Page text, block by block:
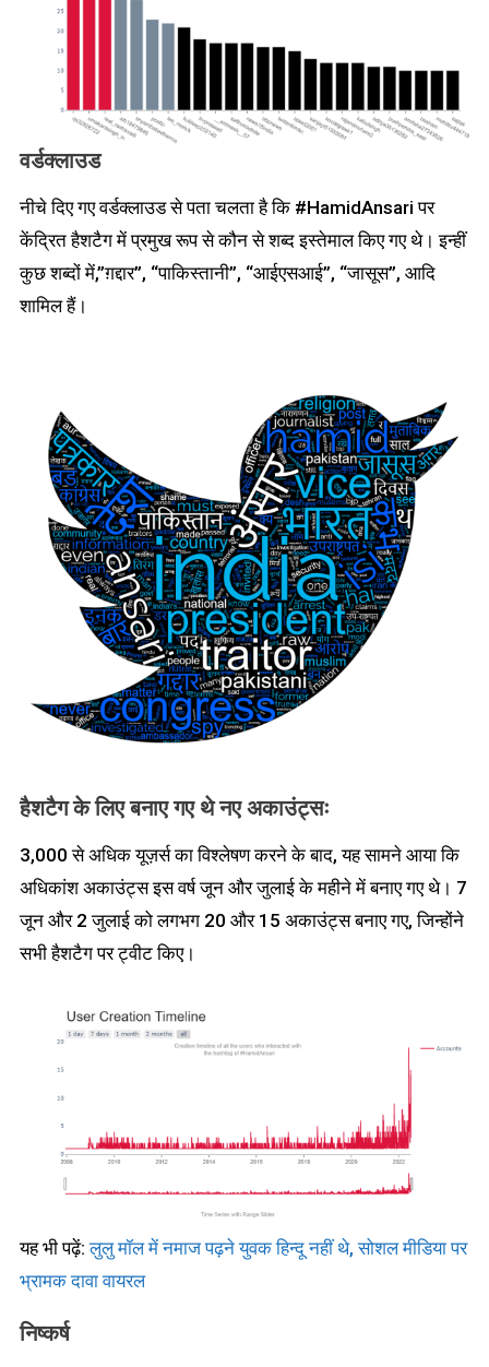
वर्डक्लाउड
नीचे दिए गए वर्डक्लाउड से पता चलता है कि #HamidAnsari पर
केंद्रित हैशटैग में प्रमुख रूप से कौन से शब्द इस्तेमाल किए गए थे। इन्हीं
कुछ शब्दों में,”ग़द्दार”, “पाकिस्तानी”, “आईएसआई”, “जासूस”, आदि
शामिल हैं।
हैशटैग के लिए बनाए गए थे नए अकाउंट्सः
3,000 से अधिक यूज़र्स का विश्लेषण करने के बाद, यह सामने आया कि
अधिकांश अकाउंट्स इस वर्ष जून और जुलाई के महीने में बनाए गए थे। 7
जून और 2 जुलाई को लगभग 20 और 15 अकाउंट्स बनाए गए, जिन्होंने
सभी हैशटैग पर ट्वीट किए।
यह भी पढ़ें:लुलु मॉल में नमाज पढ़ने युवक हिन्दू नहीं थे, सोशल मीडिया पर
भ्रामक दावा वायरल
निष्कर्ष